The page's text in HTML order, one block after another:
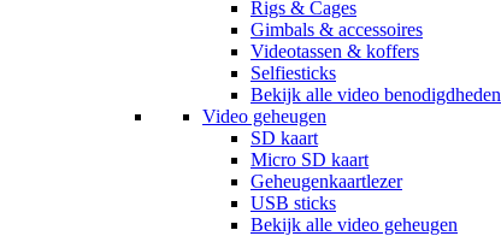
Rigs & Cages
Gimbals & accessoires
Videotassen & koffers
Selfiesticks
Bekijk alle video benodigdheden
Video geheugen
SD kaart
Micro SD kaart
Geheugenkaartlezer
USB sticks
Bekijk alle video geheugen